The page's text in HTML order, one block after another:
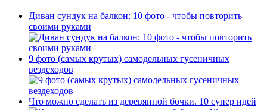
Диван сундук на балкон: 10 фото - чтобы повторить
своими руками
9 фото (самых крутых) самодельных гусеничных
вездеходов
Что можно сделать из деревянной бочки. 10 супер идей